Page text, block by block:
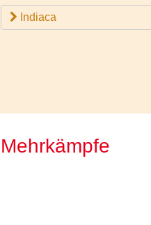
Indiaca
Mehrkämpfe